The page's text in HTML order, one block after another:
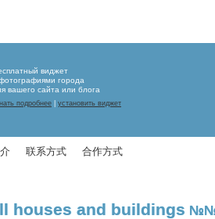
виджет
города
вашего сайта или блога
подробнее установить виджет
联系方式 合作方式
houses and buildings №№: